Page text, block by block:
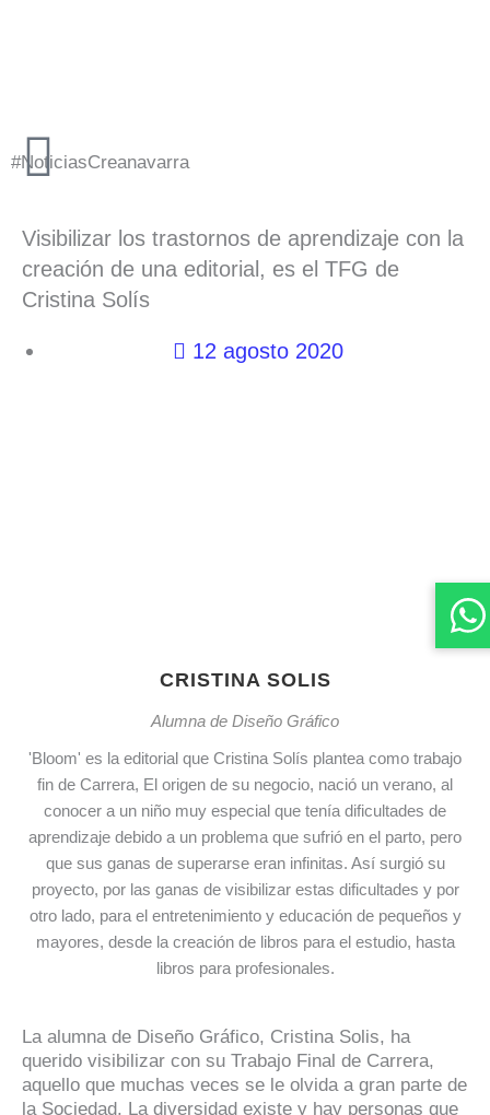
#NoticiasCreanavarra
Visibilizar los trastornos de aprendizaje con la
creación de una editorial, es el TFG de
Cristina Solís
12 agosto 2020
CRISTINA SOLIS
Alumna de Diseño Gráfico
'Bloom' es la editorial que Cristina Solís plantea como trabajo
fin de Carrera, El origen de su negocio, nació un verano, al
conocer a un niño muy especial que tenía dificultades de
aprendizaje debido a un problema que sufrió en el parto, pero
que sus ganas de superarse eran infinitas. Así surgió su
proyecto, por las ganas de visibilizar estas dificultades y por
otro lado, para el entretenimiento y educación de pequeños y
mayores, desde la creación de libros para el estudio, hasta
libros para profesionales.
La alumna de Diseño Gráfico, Cristina Solis, ha
querido visibilizar con su Trabajo Final de Carrera,
aquello que muchas veces se le olvida a gran parte de
la Sociedad. La diversidad existe y hay personas que